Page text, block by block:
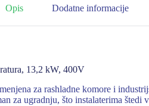
Opis Dodatne informacije
13,2 kW, 400V
za rashladne komore i
za ugradnju, što instalaterima štedi